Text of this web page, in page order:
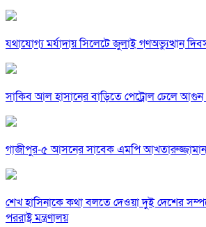
যথাযোগ্য মর্যাদায় সিলেটে জুলাই গণঅভ্যুত্থান
সাকিব আল হাসানের বাড়িতে পেট্রোল ঢেলে আগুন
গাজীপুর-৫ আসনের সাবেক এমপি আখতারুজ্জামান
শেখ হাসিনাকে কথা বলতে দেওয়া দুই দেশের
পররাষ্ট্র মন্ত্রণালয়